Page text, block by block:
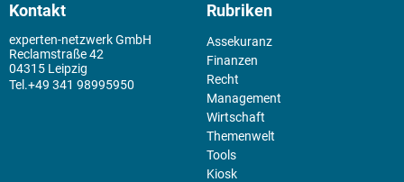
Kontakt
experten-netzwerk GmbH
Reclamstraße 42
04315 Leipzig
+49 341 98995950
Rubriken
Assekuranz
Finanzen
Recht
Management
Wirtschaft
Themenwelt
Tools
Kiosk